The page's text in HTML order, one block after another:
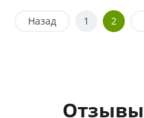
Назад 1 2
Отзывы